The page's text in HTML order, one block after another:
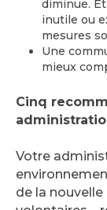
diminue.
inutile ou
mesures
Une
mieux
Cinq
Votre
de la